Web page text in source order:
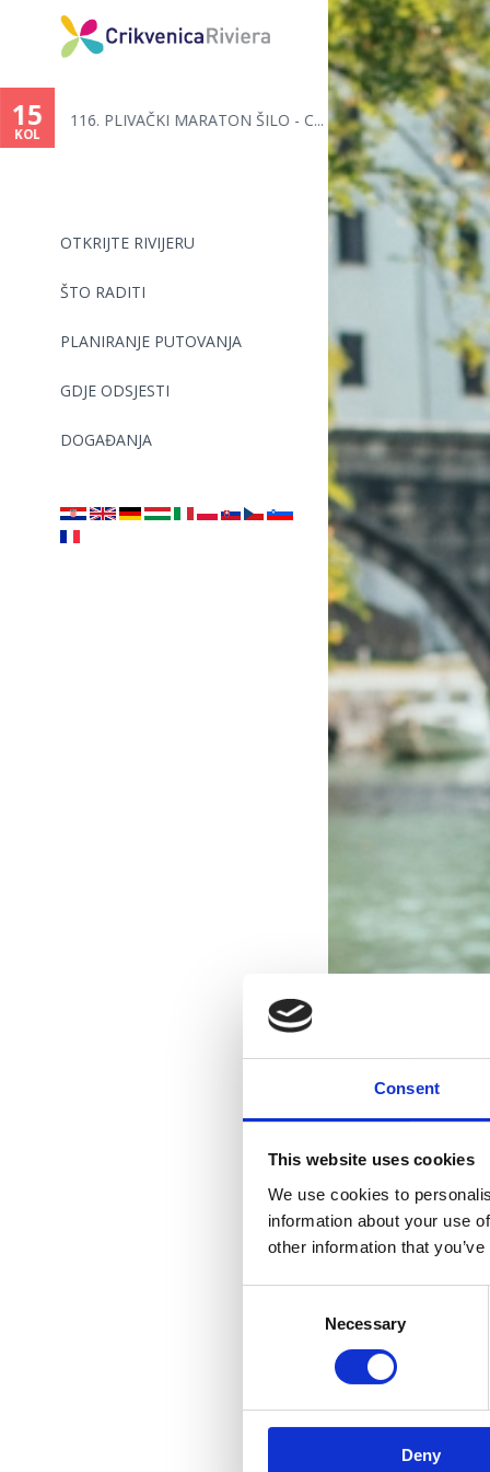
Consent
This website uses cookies
We use cookies to
information about your use
other information that
Necessary
Deny
OTKRIJTE RIVIJERU
ŠTO RADITI
PLANIRANJE PUTOVANJA
GDJE ODSJESTI
DOGAĐANJA
15
KOL
116. PLIVAČKI MARATON ŠILO - C...
ste
ovdje